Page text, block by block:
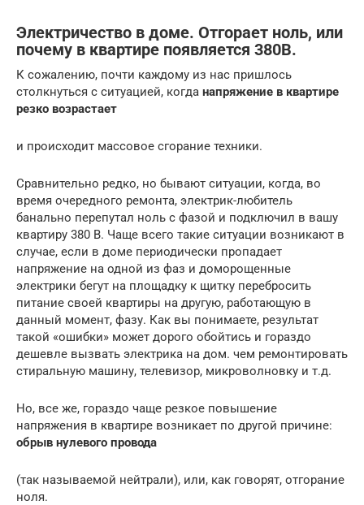
Электричество в доме. Отгорает ноль, или
почему в квартире появляется 380В.
К сожалению, почти каждому из нас пришлось
столкнуться с ситуацией, когда напряжение в квартире
резко возрастает
и происходит массовое сгорание техники.
Сравнительно редко, но бывают ситуации, когда, во
время очередного ремонта, электрик-любитель
банально перепутал ноль с фазой и подключил в вашу
квартиру 380 В. Чаще всего такие ситуации возникают в
случае, если в доме периодически пропадает
напряжение на одной из фаз и доморощенные
электрики бегут на площадку к щитку перебросить
питание своей квартиры на другую, работающую в
данный момент, фазу. Как вы понимаете, результат
такой «ошибки» может дорого обойтись и гораздо
дешевле вызвать электрика на дом. чем ремонтировать
стиральную машину, телевизор, микроволновку и т.д.
Но, все же, гораздо чаще резкое повышение
напряжения в квартире возникает по другой причине:
обрыв нулевого провода
(так называемой нейтрали), или, как говорят, отгорание
ноля.